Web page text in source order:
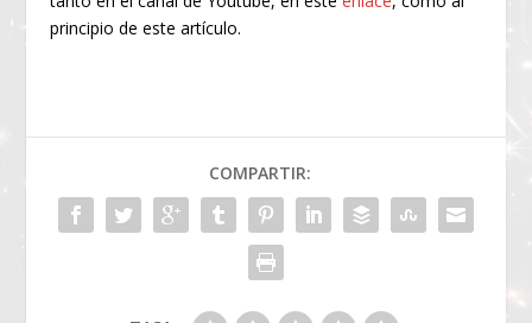
principio de este artículo.
COMPARTIR: